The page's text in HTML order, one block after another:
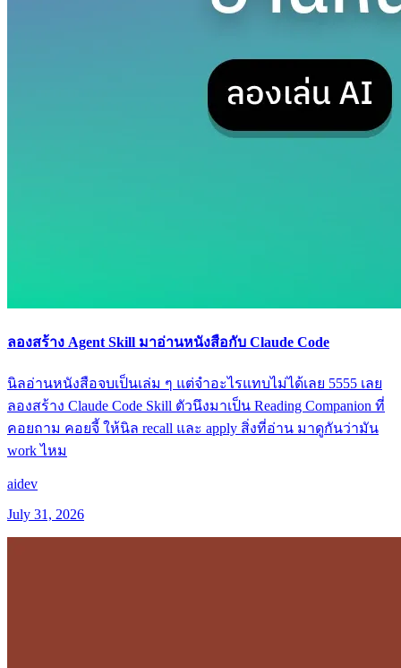
ลองสร้าง Agent Skill มาอ่านหนังสือกับ Claude Code
นิลอ่านหนังสือจบเป็นเล่ม ๆ แต่จำอะไรแทบไม่ได้เลย 5555 เลย
ลองสร้าง Claude Code Skill ตัวนึงมาเป็น Reading Companion ที่
คอยถาม คอยจี้ ให้นิล recall และ apply สิ่งที่อ่าน มาดูกันว่ามัน
work ไหม
aidev
July 31, 2026